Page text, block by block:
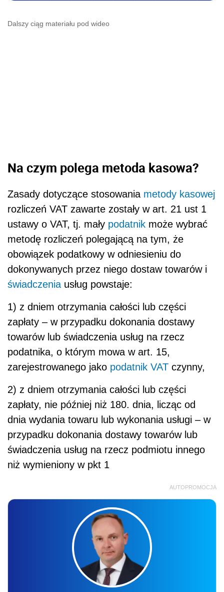
Dalszy ciąg materiału pod wideo
Na czym polega metoda kasowa?
Zasady dotyczące stosowania metody kasowej
rozliczeń VAT zawarte zostały w art. 21 ust 1
ustawy o VAT, tj. mały podatnik może wybrać
metodę rozliczeń polegającą na tym, że
obowiązek podatkowy w odniesieniu do
dokonywanych przez niego dostaw towarów i
świadczenia usług powstaje:
1) z dniem otrzymania całości lub części
zapłaty – w przypadku dokonania dostawy
towarów lub świadczenia usług na rzecz
podatnika, o którym mowa w art. 15,
zarejestrowanego jako podatnik VAT czynny,
2) z dniem otrzymania całości lub części
zapłaty, nie później niż 180. dnia, licząc od
dnia wydania towaru lub wykonania usługi – w
przypadku dokonania dostawy towarów lub
świadczenia usług na rzecz podmiotu innego
niż wymieniony w pkt 1
AUTOPROMOCJA